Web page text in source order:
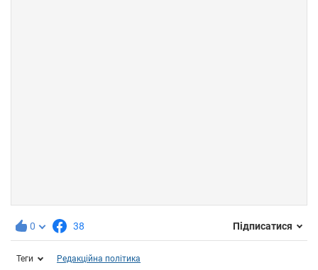
0 38 Підписатися
Теги Редакційна політика